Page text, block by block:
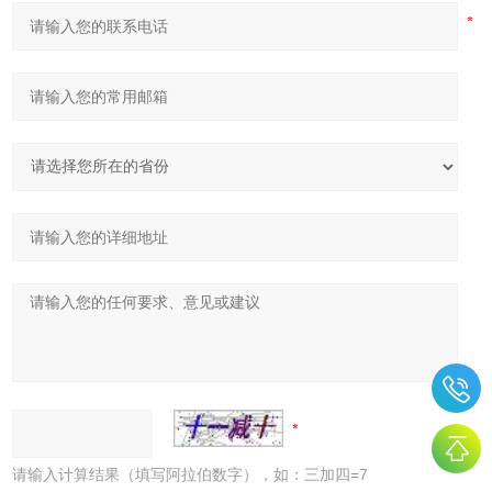
请输入计算结果（填写阿拉伯数字），如：三加四=7